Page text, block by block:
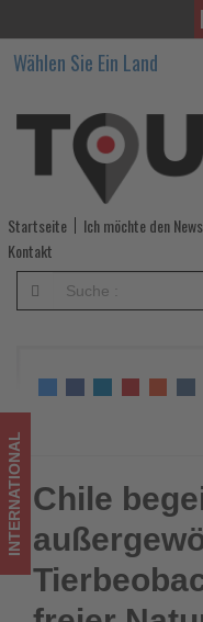
Chile
begeistert
mit
in
freier
Wissen,
was
im
Tourismus
los
Wählen Sie Ein Land
Startseite Ich möchte den
Kontakt
Chile begeistert mit
in freier Natur
INTERNATIONAL Chile